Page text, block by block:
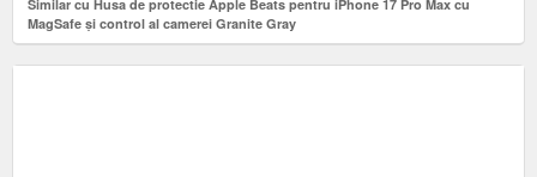
Similar cu Husa de protectie Apple Beats pentru iPhone 17 Pro Max cu
MagSafe și control al camerei Granite Gray